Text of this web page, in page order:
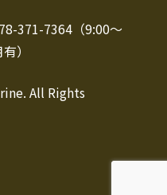
371-7364（9:00～
）
All Rights